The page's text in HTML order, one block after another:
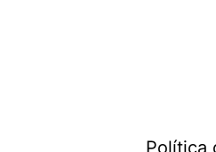
Política